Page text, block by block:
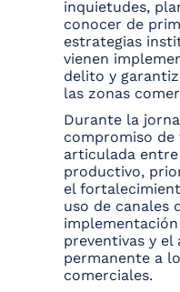
inquietudes,
conocer de
estrategias
vienen
delito y
las zonas
Durante la
compromiso
articulada
productivo,
el
uso de canales
preventivas y el
permanente a
comerciales.